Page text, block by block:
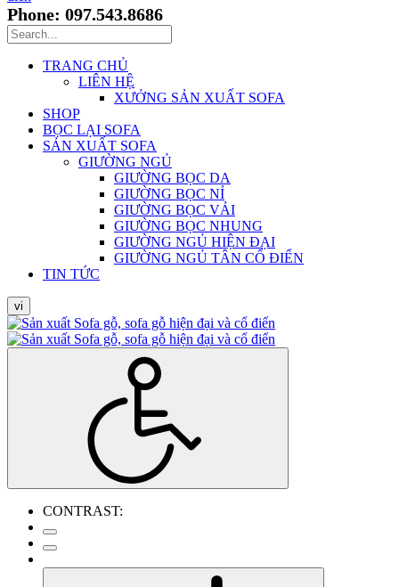
Phone: 097.543.8686
TRANG CHỦ
LIÊN HỆ
XƯỞNG SẢN XUẤT SOFA
SHOP
BỌC LẠI SOFA
SẢN XUẤT SOFA
GIƯỜNG NGỦ
GIƯỜNG BỌC DA
GIƯỜNG BỌC NỈ
GIƯỜNG BỌC VẢI
GIƯỜNG BỌC NHUNG
GIƯỜNG NGỦ HIỆN ĐẠI
GIƯỜNG NGỦ TÂN CỔ ĐIỂN
TIN TỨC
vi
CONTRAST: